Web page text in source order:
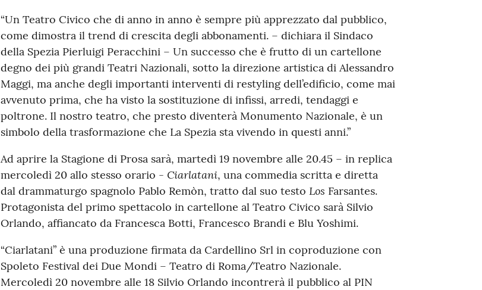
“Un Teatro Civico che di anno in anno è sempre più apprezzato dal pubblico,
come dimostra il trend di crescita degli abbonamenti. – dichiara il Sindaco
della Spezia Pierluigi Peracchini – Un successo che è frutto di un cartellone
degno dei più grandi Teatri Nazionali, sotto la direzione artistica di Alessandro
Maggi, ma anche degli importanti interventi di restyling dell’edificio, come mai
avvenuto prima, che ha visto la sostituzione di infissi, arredi, tendaggi e
poltrone. Il nostro teatro, che presto diventerà Monumento Nazionale, è un
simbolo della trasformazione che La Spezia sta vivendo in questi anni.”
Ad aprire la Stagione di Prosa sarà, martedì 19 novembre alle 20.45 – in replica
mercoledì 20 allo stesso orario - Ciarlatani, una commedia scritta e diretta
dal drammaturgo spagnolo Pablo Remòn, tratto dal suo testo Los Farsantes.
Protagonista del primo spettacolo in cartellone al Teatro Civico sarà Silvio
Orlando, affiancato da Francesca Botti, Francesco Brandi e Blu Yoshimi.
“Ciarlatani” è una produzione firmata da Cardellino Srl in coproduzione con
Spoleto Festival dei Due Mondi – Teatro di Roma/Teatro Nazionale.
Mercoledì 20 novembre alle 18 Silvio Orlando incontrerà il pubblico al PIN